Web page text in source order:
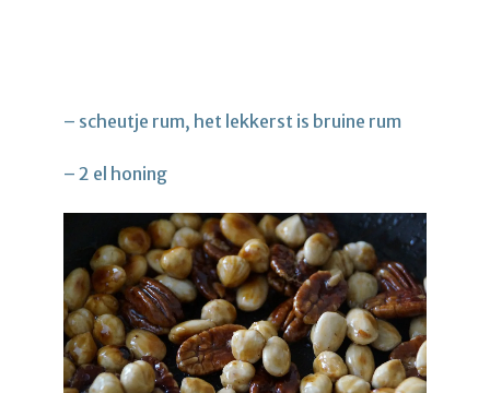
– scheutje rum, het lekkerst is bruine rum
– 2 el honing